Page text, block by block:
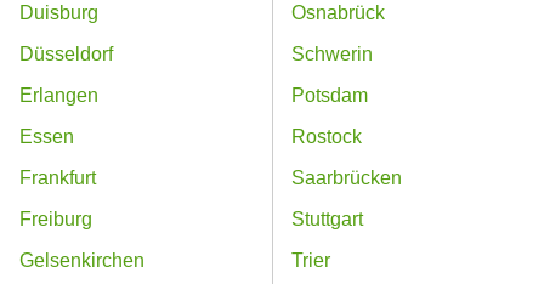
Duisburg
Düsseldorf
Erlangen
Essen
Frankfurt
Freiburg
Gelsenkirchen
Osnabrück
Schwerin
Potsdam
Rostock
Saarbrücken
Stuttgart
Trier